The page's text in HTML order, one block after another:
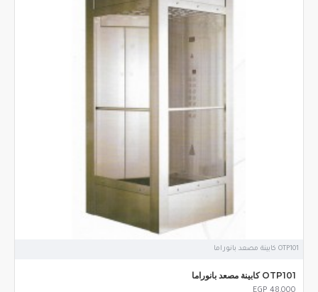
OTP101 كابينة مصعد بانوراما
OTP101 كابينة مصعد بانوراما